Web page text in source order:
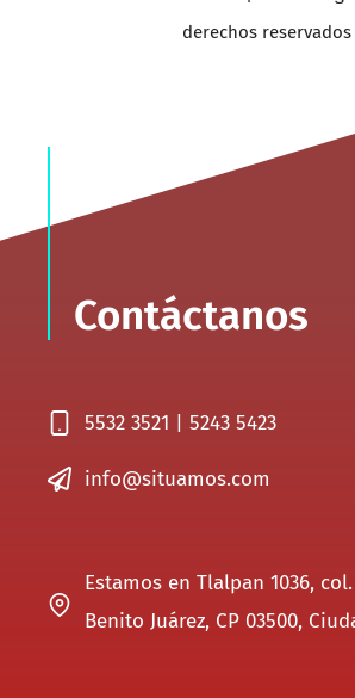
derechos reservados
Contáctanos
5532 3521 | 5243 5423
info@situamos.com
Estamos en Tlalpan 1036,
Benito Juárez, CP 03500,